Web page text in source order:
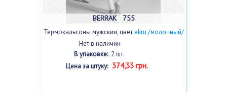
BERRAK 755
Термокальсоны мужскии, цветekru /молочный/
с фото, 2 шт.
Нет в наличии
В упаковке:2 шт.
Цена за штуку:374,33 грн.